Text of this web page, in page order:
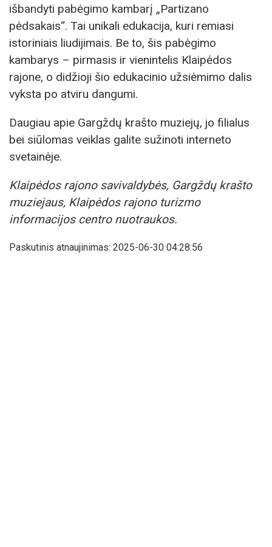
išbandyti pabėgimo kambarį „Partizano
pėdsakais“. Tai unikali edukacija, kuri remiasi
istoriniais liudijimais. Be to, šis pabėgimo
kambarys – pirmasis ir vienintelis Klaipėdos
rajone, o didžioji šio edukacinio užsiėmimo dalis
vyksta po atviru dangumi.
Daugiau apie Gargždų krašto muziejų, jo filialus
bei siūlomas veiklas galite sužinoti interneto
svetainėje.
Klaipėdos rajono savivaldybės, Gargždų krašto
muziejaus, Klaipėdos rajono turizmo
informacijos centro nuotraukos.
Paskutinis atnaujinimas: 2025-06-30 04:28:56